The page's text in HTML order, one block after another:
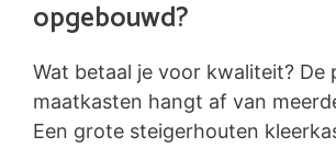
opgebouwd?
Wat betaal je voor kwaliteit? De
maatkasten hangt af van
Een grote steigerhouten